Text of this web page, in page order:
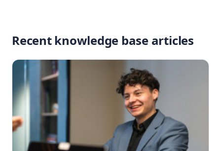
Recent knowledge base articles